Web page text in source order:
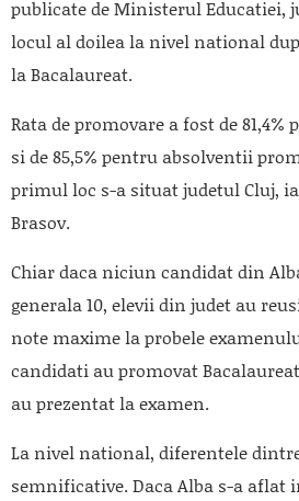
publicate de Ministerul Educatiei,
locul al doilea la nivel national
la Bacalaureat.
Rata de promovare a fost de
si de 85,5% pentru absolventii
primul loc s-a situat judetul Cluj,
Brasov.
Chiar daca niciun candidat din
generala 10, elevii din judet au
note maxime la probele
candidati au promovat
au prezentat la examen.
La nivel national, diferentele
semnificative. Daca Alba s-a aflat